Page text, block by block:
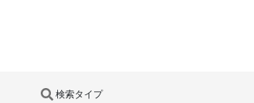
検索タイプ